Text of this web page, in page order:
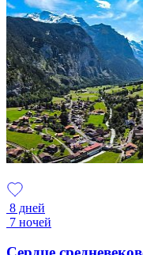
8 дней
7 ночей